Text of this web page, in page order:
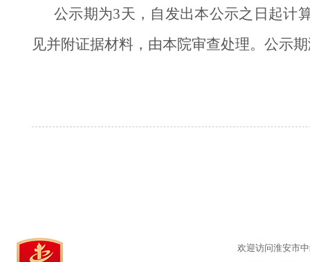
公示期为3天，自发出本公示之日起计
见并附证据材料，由本院审查处理。公示
欢迎访问淮安市